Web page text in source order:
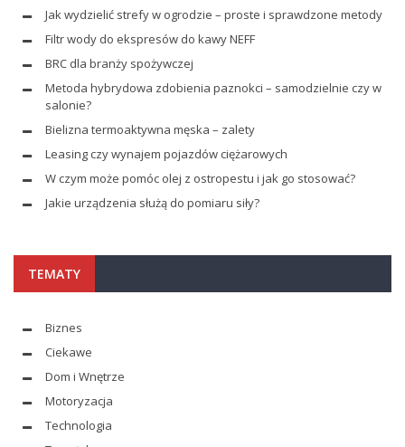
Jak wydzielić strefy w ogrodzie – proste i sprawdzone metody
Filtr wody do ekspresów do kawy NEFF
BRC dla branży spożywczej
Metoda hybrydowa zdobienia paznokci – samodzielnie czy w
salonie?
Bielizna termoaktywna męska – zalety
Leasing czy wynajem pojazdów ciężarowych
W czym może pomóc olej z ostropestu i jak go stosować?
Jakie urządzenia służą do pomiaru siły?
TEMATY
Biznes
Ciekawe
Dom i Wnętrze
Motoryzacja
Technologia